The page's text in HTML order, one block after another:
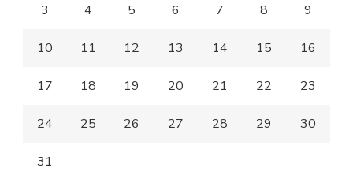
3 4 5 6 7 8 9
10 11 12 13 14 15 16
17 18 19 20 21 22 23
24 25 26 27 28 29 30
31